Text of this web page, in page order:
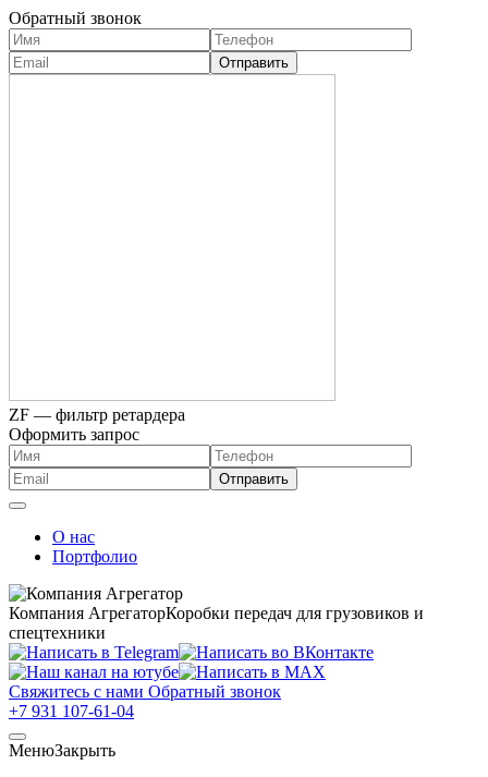
Обратный звонок
ZF — фильтр ретардера
Оформить запрос
О нас
Портфолио
Компания АгрегаторКоробки передач для грузовиков и
спецтехники
Свяжитесь с нами Обратный звонок
+7 931 107-61-04
МенюЗакрыть